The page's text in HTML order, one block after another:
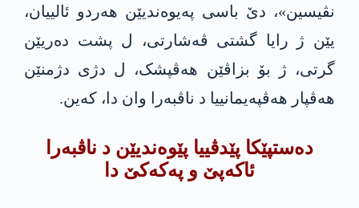
نڤیسین»، دێ باسی پەیوەندیێن ھەردو ئالییان،
یێن ژ رایا گشتی ڤەشارتی، ل پشت دەریێن
گرتی، ژ بۆ بزاڤێن ھەڤپشک، ل دژی دژمنێن
ھەڤپار ھەڤپەیمانییا د ناڤبەرا وان دا، کەین.
دەستپێکا پێدڤییا پێوەندیێن د ناڤبەرا
ئاکەپێ و پەکەکێ دا